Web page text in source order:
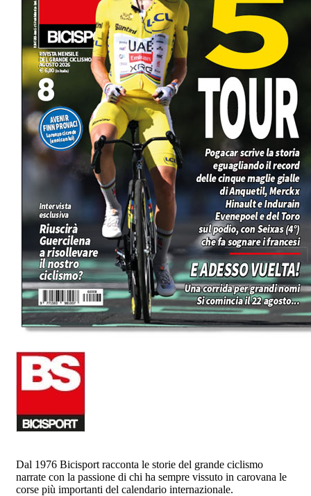
Dal 1976 Bicisport racconta le storie del grande ciclismo
narrate con la passione di chi ha sempre vissuto in carovana le
corse più importanti del calendario internazionale.